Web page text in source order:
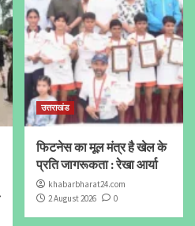
उत्तराखंड
फिटनेस का मूल मंत्र है खेल के
प्रति जागरूकता : रेखा आर्या
khabarbharat24.com
2 August 2026
0